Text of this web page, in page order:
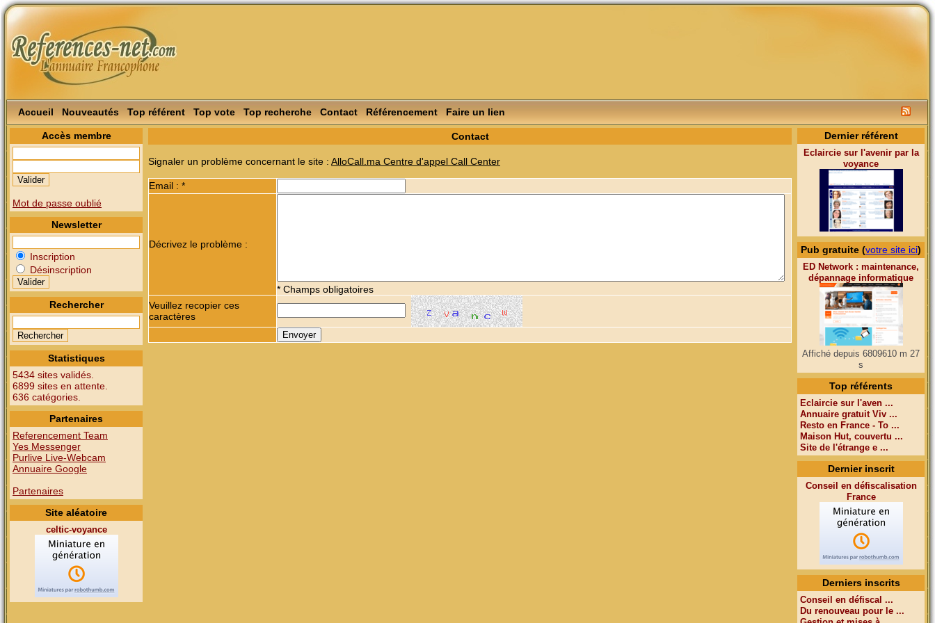
Accueil Nouveautés Top référent Top vote Top recherche Contact Référencement Faire un lien
Accès membre
Mot de passe oublié
Newsletter
Inscription
Désinscription
Rechercher
Statistiques
5434 sites validés.
6899 sites en attente.
636 catégories.
Partenaires
Referencement Team
Yes Messenger
Purlive Live-Webcam
Annuaire Google
Partenaires
Site aléatoire
celtic-voyance
Contact
Signaler un problème concernant le site : AlloCall.ma Centre d'appel Call Center
Email : *
Décrivez le problème :
* Champs obligatoires
Veuillez recopier ces
caractères
Dernier référent
Eclaircie sur l'avenir par la
voyance
Pub gratuite (votre site ici)
ED Network : maintenance,
dépannage informatique
Affiché depuis 6809610 m 27
s
Top référents
Eclaircie sur l'aven ...
Annuaire gratuit Viv ...
Resto en France - To ...
Maison Hut, couvertu ...
Site de l'étrange e ...
Dernier inscrit
Conseil en défiscalisation
France
Derniers inscrits
Conseil en défiscal ...
Du renouveau pour le ...